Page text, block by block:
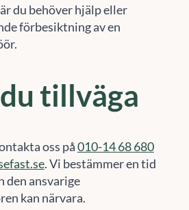
du behöver hjälp eller
förbesiktning av en
tillväga
oss på010-14 68 680
. Vi bestämmer en tid
den ansvarige
kan närvara.